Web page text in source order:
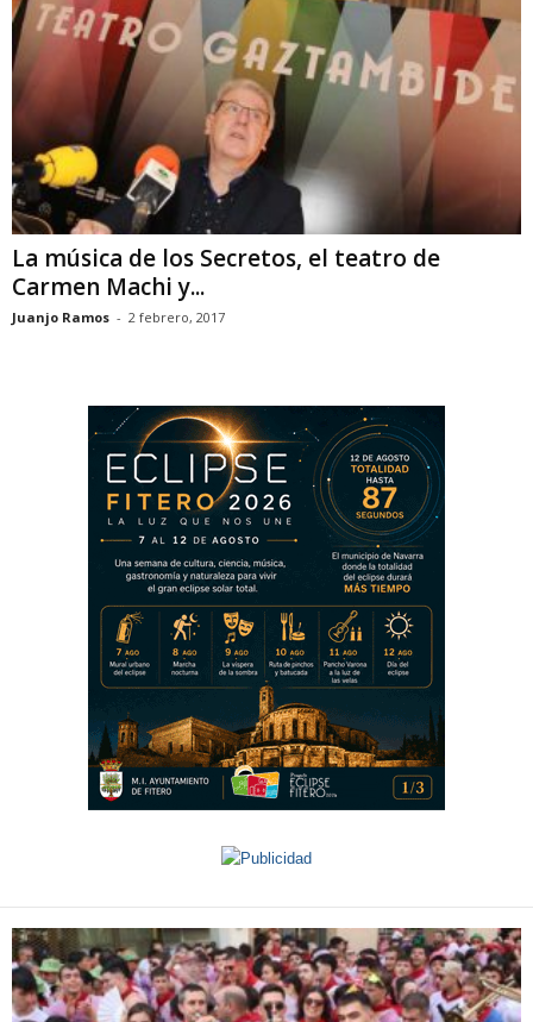
La música de los Secretos, el teatro de
Carmen Machi y...
Juanjo Ramos - 2 febrero, 2017